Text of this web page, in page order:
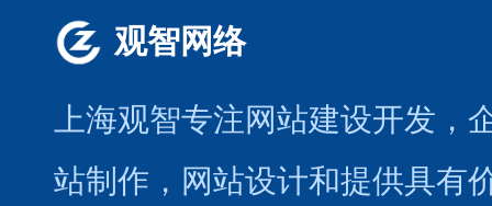
观智网络
上海观智专注网站建设开发 ，
站制作 ， 网站设计和提供具有